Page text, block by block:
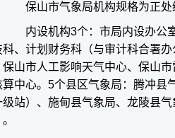
保山市气象局机构规格为正处
内设机构3个：市局内设办公室
科、计划财务科（与审计科合署
保山市人工影响天气中心、保山
算中心。5个县区气象局：腾冲县
级站）、施甸县气象局、龙陵县